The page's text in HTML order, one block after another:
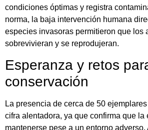
condiciones óptimas y registra
norma, la baja intervención humana
especies invasoras permitieron que los
sobrevivieran y se reprodujeran.
Esperanza y retos
conservación
La presencia de cerca de 50
cifra alentadora, ya que confirma que la
mantenerse pese a un entorno adverso.